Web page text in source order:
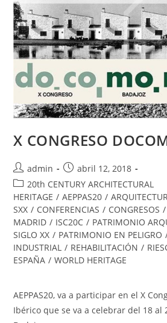
X CONGRESO
admin
abril 12, 2018
20th CENTURY ARCHITECTURAL
HERITAGE / AEPPAS20 /
SXX / CONFERENCIAS / CONGRESOS /
MADRID / ISC20C / PATRIMONIO
SIGLO XX / PATRIMONIO EN PELIGRO
INDUSTRIAL / REHABILITACIÓN /
ESPAÑA / WORLD HERITAGE
AEPPAS20, va a participar en el X
Ibérico que se va a celebrar del 18 al